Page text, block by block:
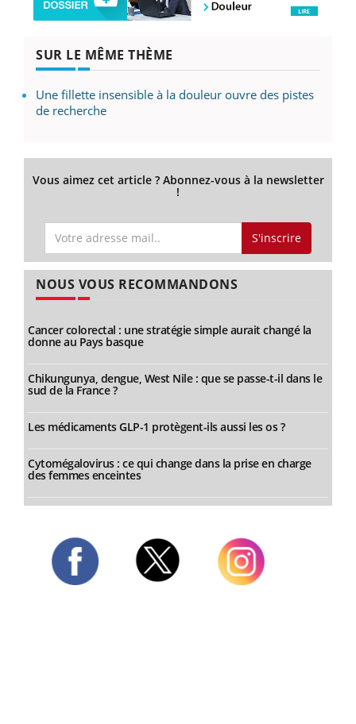
SUR LE MÊME THÈME
Une fillette insensible à la douleur ouvre des pistes
de recherche
Vous aimez cet article ? Abonnez-vous à la newsletter
!
S'inscrire
NOUS VOUS RECOMMANDONS
Cancer colorectal : une stratégie simple aurait changé la
donne au Pays basque
Chikungunya, dengue, West Nile : que se passe-t-il dans le
sud de la France ?
Les médicaments GLP-1 protègent-ils aussi les os ?
Cytomégalovirus : ce qui change dans la prise en charge
des femmes enceintes